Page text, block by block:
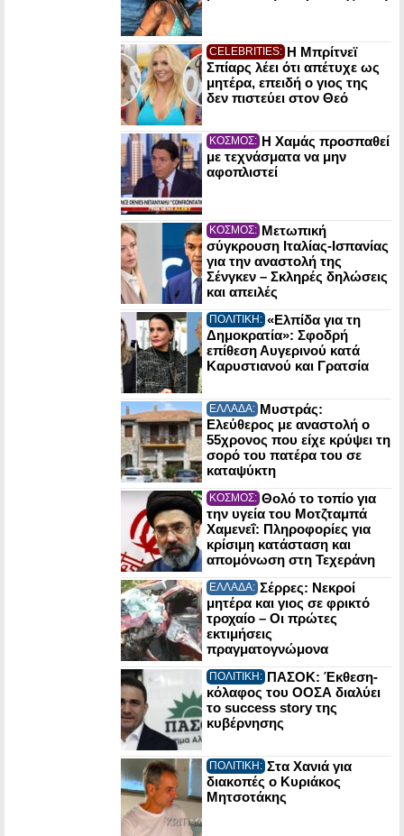
CELEBRITIES: Η Μπρίτνεϊ
Σπίαρς λέει ότι απέτυχε ως
μητέρα, επειδή ο γιος της
δεν πιστεύει στον Θεό
ΚΟΣΜΟΣ: Η Χαμάς προσπαθεί
με τεχνάσματα να μην
αφοπλιστεί
ΚΟΣΜΟΣ: Μετωπική
σύγκρουση Ιταλίας-Ισπανίας
για την αναστολή της
Σένγκεν – Σκληρές δηλώσεις
και απειλές
ΠΟΛΙΤΙΚΗ: «Ελπίδα για τη
Δημοκρατία»: Σφοδρή
επίθεση Αυγερινού κατά
Καρυστιανού και Γρατσία
ΕΛΛΑΔΑ: Μυστράς:
Ελεύθερος με αναστολή ο
55χρονος που είχε κρύψει τη
σορό του πατέρα του σε
καταψύκτη
ΚΟΣΜΟΣ: Θολό το τοπίο για
την υγεία του Μοτζταμπά
Χαμενεΐ: Πληροφορίες για
κρίσιμη κατάσταση και
απομόνωση στη Τεχεράνη
ΕΛΛΑΔΑ: Σέρρες: Νεκροί
μητέρα και γιος σε φρικτό
τροχαίο – Οι πρώτες
εκτιμήσεις
πραγματογνώμονα
ΠΟΛΙΤΙΚΗ: ΠΑΣΟΚ: Έκθεση-
κόλαφος του ΟΟΣΑ διαλύει
το success story της
κυβέρνησης
ΠΟΛΙΤΙΚΗ: Στα Χανιά για
διακοπές ο Κυριάκος
Μητσοτάκης